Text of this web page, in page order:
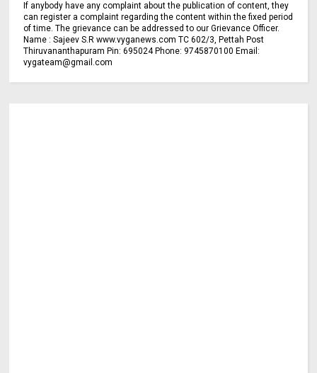
If anybody have any complaint about the publication of content, they
can register a complaint regarding the content within the fixed period
of time. The grievance can be addressed to our Grievance Officer.
Name : Sajeev S.R www.vyganews.com TC 602/3, Pettah Post
Thiruvananthapuram Pin: 695024 Phone: 9745870100 Email:
vygateam@gmail.com